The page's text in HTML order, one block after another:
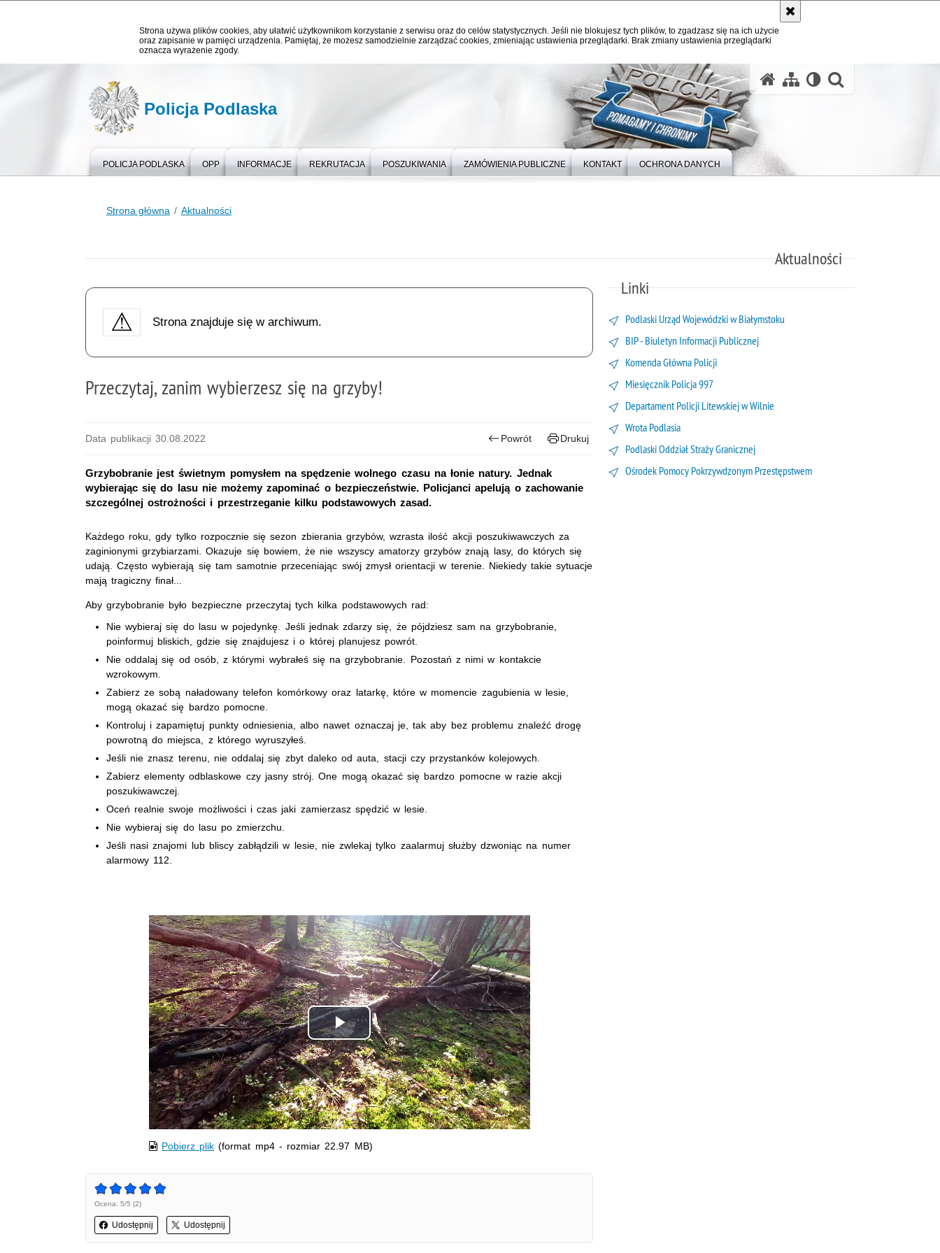
Strona używa plików cookies, aby ułatwić użytkownikom korzystanie z serwisu oraz do celów statystycznych. Jeśli nie blokujesz tych plików, to zgadzasz się na ich użycie
oraz zapisanie w pamięci urządzenia. Pamiętaj, że możesz samodzielnie zarządzać cookies, zmieniając ustawienia przeglądarki. Brak zmiany ustawienia przeglądarki
oznacza wyrażenie zgody.
Policja Podlaska
POLICJA PODLASKA OPP INFORMACJE REKRUTACJA POSZUKIWANIA ZAMÓWIENIA PUBLICZNE KONTAKT OCHRONA DANYCH
Strona główna Aktualności
Aktualności
Strona znajduje się w archiwum.
Przeczytaj, zanim wybierzesz się na grzyby!
Data publikacji 30.08.2022 Powrót Drukuj
Grzybobranie jest świetnym pomysłem na spędzenie wolnego czasu na łonie natury. Jednak
wybierając się do lasu nie możemy zapominać o bezpieczeństwie. Policjanci apelują o zachowanie
szczególnej ostrożności i przestrzeganie kilku podstawowych zasad.
Każdego roku, gdy tylko rozpocznie się sezon zbierania grzybów, wzrasta ilość akcji poszukiwawczych za
zaginionymi grzybiarzami. Okazuje się bowiem, że nie wszyscy amatorzy grzybów znają lasy, do których się
udają. Często wybierają się tam samotnie przeceniając swój zmysł orientacji w terenie. Niekiedy takie sytuacje
mają tragiczny finał...
Aby grzybobranie było bezpieczne przeczytaj tych kilka podstawowych rad:
Nie wybieraj się do lasu w pojedynkę. Jeśli jednak zdarzy się, że pójdziesz sam na grzybobranie,
poinformuj bliskich, gdzie się znajdujesz i o której planujesz powrót.
Nie oddalaj się od osób, z którymi wybrałeś się na grzybobranie. Pozostań z nimi w kontakcie
wzrokowym.
Zabierz ze sobą naładowany telefon komórkowy oraz latarkę, które w momencie zagubienia w lesie,
mogą okazać się bardzo pomocne.
Kontroluj i zapamiętuj punkty odniesienia, albo nawet oznaczaj je, tak aby bez problemu znaleźć drogę
powrotną do miejsca, z którego wyruszyłeś.
Jeśli nie znasz terenu, nie oddalaj się zbyt daleko od auta, stacji czy przystanków kolejowych.
Zabierz elementy odblaskowe czy jasny strój. One mogą okazać się bardzo pomocne w razie akcji
poszukiwawczej.
Oceń realnie swoje możliwości i czas jaki zamierzasz spędzić w lesie.
Nie wybieraj się do lasu po zmierzchu.
Jeśli nasi znajomi lub bliscy zabłądzili w lesie, nie zwlekaj tylko zaalarmuj służby dzwoniąc na numer
alarmowy 112.
Odtwórz
wideo
Pobierz plik (format mp4 - rozmiar 22.97 MB)
Ocena: 5/5 (2)
Udostępnij Udostępnij
Linki
Podlaski Urząd Wojewódzki w Białymstoku
BIP - Biuletyn Informacji Publicznej
Komenda Główna Policji
Miesięcznik Policja 997
Departament Policji Litewskiej w Wilnie
Wrota Podlasia
Podlaski Oddział Straży Granicznej
Ośrodek Pomocy Pokrzywdzonym Przestępstwem